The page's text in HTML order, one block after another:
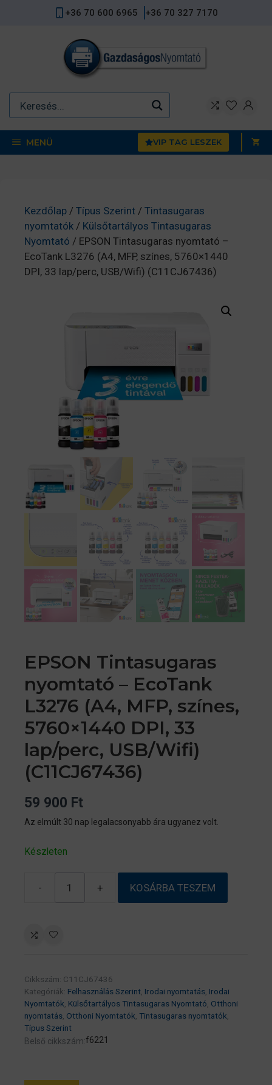
+36 70 600 6965 +36 70 327 7170
MENÜ VIP TAG LESZEK
Kezdőlap / Típus Szerint / Tintasugaras
nyomtatók / Külsőtartályos Tintasugaras
Nyomtató / EPSON Tintasugaras nyomtató –
EcoTank L3276 (A4, MFP, színes, 5760×1440
DPI, 33 lap/perc, USB/Wifi) (C11CJ67436)
EPSON Tintasugaras
nyomtató – EcoTank
L3276 (A4, MFP, színes,
5760×1440 DPI, 33
lap/perc, USB/Wifi)
(C11CJ67436)
59 900 Ft
Az elmúlt 30 nap legalacsonyabb ára ugyanez volt.
Készleten
-
EPSON
MFP,
színes,
+ KOSÁRBA TESZEM
Cikkszám: C11CJ67436
Kategóriák: Felhasználás Szerint Irodai nyomtatás Irodai
Nyomtatók Külsőtartályos Tintasugaras Nyomtató Otthoni
nyomtatás Otthoni Nyomtatók Tintasugaras nyomtatók
Típus Szerint
Belső cikkszám:f6221